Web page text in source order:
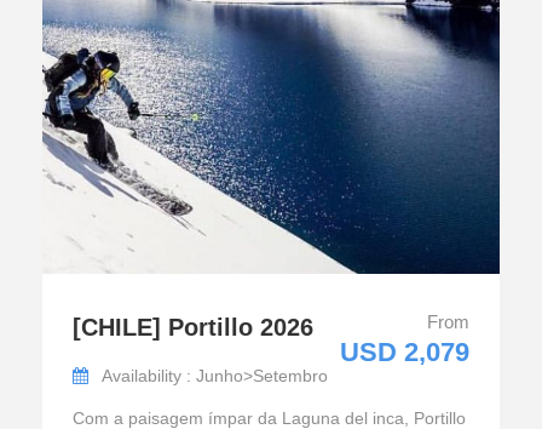
[CHILE] Portillo 2026 From
USD 2,079
Availability : Junho>Setembro
Com a paisagem ímpar da Laguna del inca, Portillo